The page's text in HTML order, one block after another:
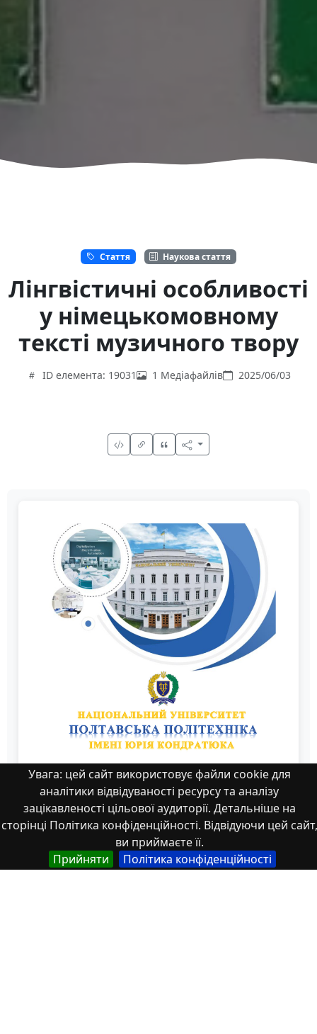
Увага: цей сайт використовує файли cookie для
аналітики відвідуваності ресурсу та аналізу
зацікавленості цільової аудиторії. Детальніше на
сторінці Політика конфіденційності. Відвідуючи цей сайт,
ви приймаєте її.
Прийняти
Політика конфіденційності
Стаття Наукова стаття
Лінгвістичні особливості
у німецькомовному
тексті музичного твору
ID елемента: 19031 1 Медіафайлів 2025/06/03